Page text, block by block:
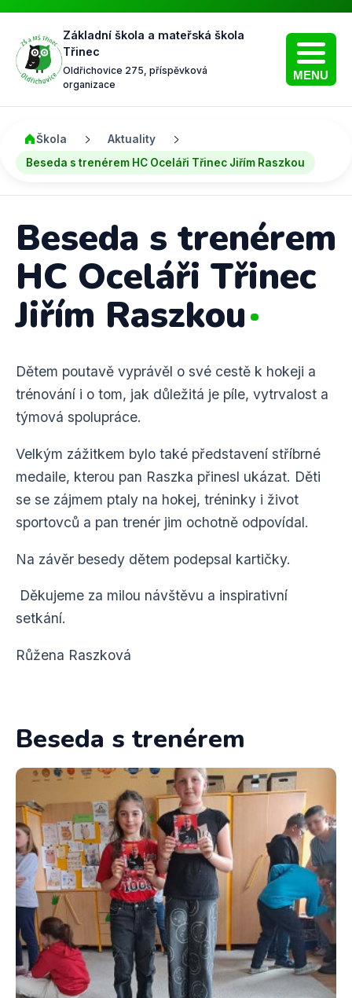
Základní škola a mateřská škola
Třinec
Oldřichovice 275, příspěvková
organizace
MENU
Škola
Aktuality
Beseda s trenérem HC Oceláři Třinec Jiřím Raszkou
Beseda s trenérem
HC Oceláři Třinec
Jiřím Raszkou
Dětem poutavě vyprávěl o své cestě k hokeji a
trénování i o tom, jak důležitá je píle, vytrvalost a
týmová spolupráce.
Velkým zážitkem bylo také představení stříbrné
medaile, kterou pan Raszka přinesl ukázat. Děti
se se zájmem ptaly na hokej, tréninky i život
sportovců a pan trenér jim ochotně odpovídal.
Na závěr besedy dětem podepsal kartičky.
Děkujeme za milou návštěvu a inspirativní
setkání.
Růžena Raszková
Beseda s trenérem